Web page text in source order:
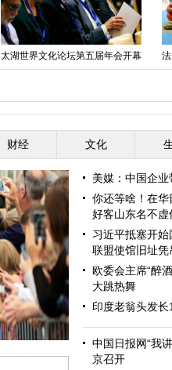
太湖世界文化论坛第五届年会开幕
式在京举行
财经 文化
美媒：中国企
你还等啥！在
好客山东名不虚
习近平抵塞开
联盟使馆旧址凭
欧委会主席“醉
大跳热舞
印度老翁头发
中国日报网“我
京召开